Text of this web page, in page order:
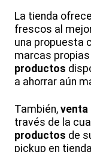
La tienda
frescos al
una propuesta
marcas propias
productos
a ahorrar aún
También, venta
través de la
productos de
pickup en